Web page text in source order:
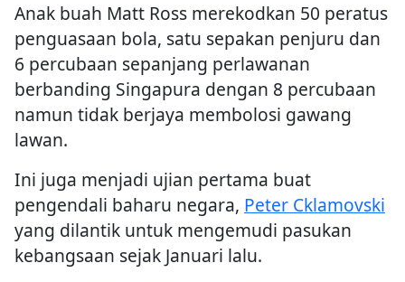
Anak buah Matt Ross merekodkan 50 peratus
penguasaan bola, satu sepakan penjuru dan
6 percubaan sepanjang perlawanan
berbanding Singapura dengan 8 percubaan
namun tidak berjaya membolosi gawang
lawan.
Ini juga menjadi ujian pertama buat
pengendali baharu negara, Peter Cklamovski
yang dilantik untuk mengemudi pasukan
kebangsaan sejak Januari lalu.